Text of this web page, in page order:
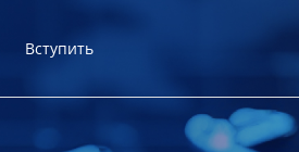
Вступить